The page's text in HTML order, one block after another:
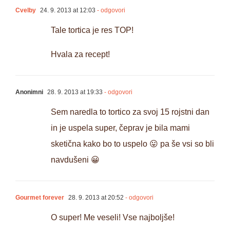
Cvelby 24. 9. 2013 at 12:03 - odgovori
Tale tortica je res TOP!
Hvala za recept!
Anonimni 28. 9. 2013 at 19:33 - odgovori
Sem naredla to tortico za svoj 15 rojstni dan
in je uspela super, čeprav je bila mami
sketična kako bo to uspelo 😛 pa še vsi so bli
navdušeni 😀
Gourmet forever 28. 9. 2013 at 20:52 - odgovori
O super! Me veseli! Vse najboljše!